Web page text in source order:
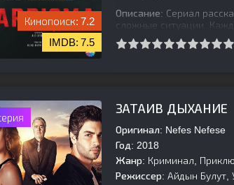
7.2
7.5
Описание: Сериал
сложные ситуации.
сомнениями, пытаясь
ЗАТАИВ ДЫХАНИЕ
Оригинал: Nefes Nefese
Год: 2018
Жанр: Криминал,
Режиссер: Айдын